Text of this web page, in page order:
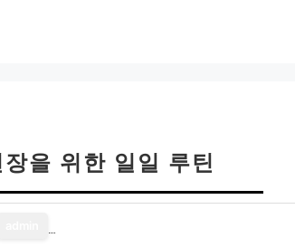
을 위한 일일 루틴